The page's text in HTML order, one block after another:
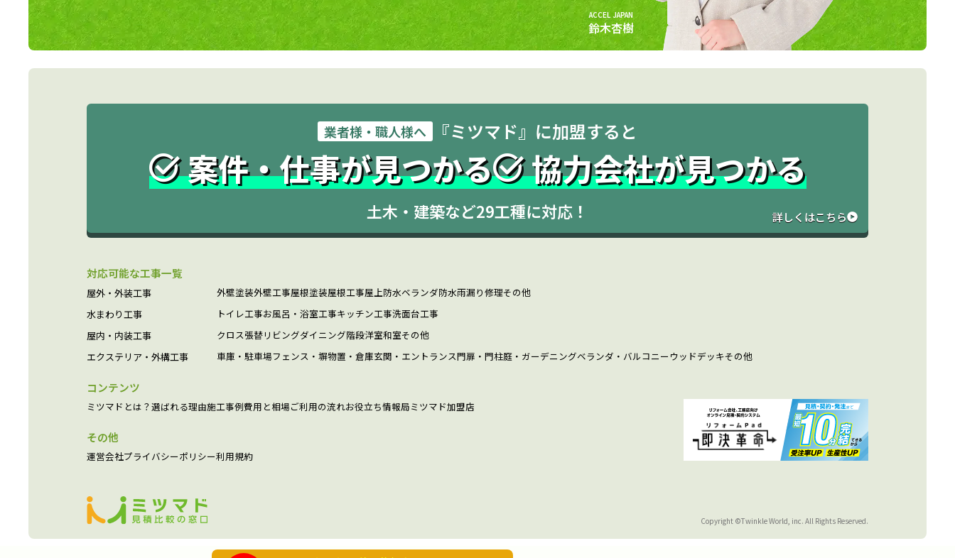
ACCEL JAPAN
鈴木杏樹
業者様・職人様へ 『ミツマド』に加盟すると
案件・仕事が見つかる 協力会社が見つかる
土木・建築など29工種に対応！ 詳しくはこちら
対応可能な工事一覧
屋外・外装工事 外壁塗装外壁工事屋根塗装屋根工事屋上防水ベランダ防水雨漏り修理その他
水まわり工事
トイレ工事お風呂・浴室工事キッチン工事洗面台工事
屋内・内装工事
クロス張替リビングダイニング階段洋室和室その他
エクステリア・外構工事
車庫・駐車場フェンス・塀物置・倉庫玄関・エントランス門扉・門柱庭・ガーデニングベランダ・バルコニー ウッドデッキその他
コンテンツ
ミツマドとは？ 選ばれる理由施工事例費用と相場ご利用の流れお役立ち情報局ミツマド加盟店
その他
運営会社プライバシーポリシー利用規約
Copyright ©Twinkle World, inc. All Rights Reserved.